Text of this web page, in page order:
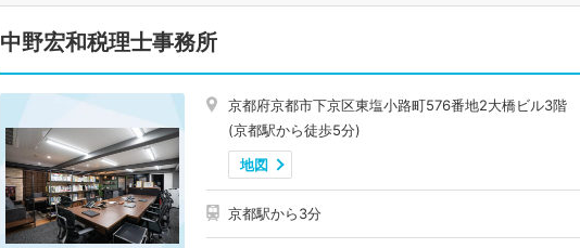
中野宏和税理士事務所
京都府京都市下京区東塩小路町576番地2大橋ビル3階
(京都駅から徒歩5分)
地図
京都駅から3分